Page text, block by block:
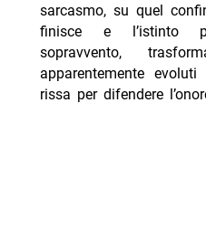
sarcasmo, su quel
finisce e l’istinto
sopravvento,
apparentemente
rissa per difendere